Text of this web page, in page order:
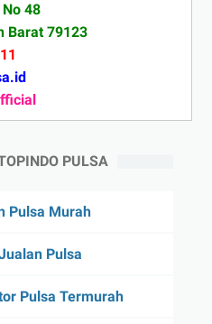
48
Barat 79123
PULSA
Pulsa Murah
Pulsa
Pulsa Termurah